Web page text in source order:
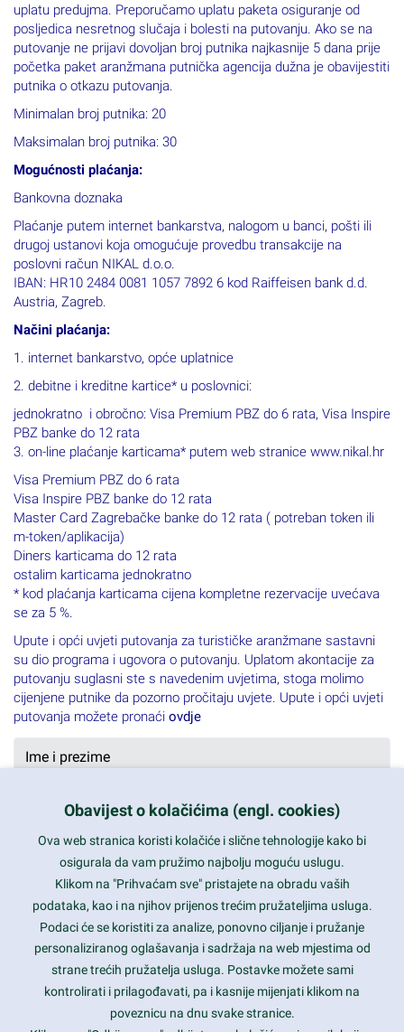
uplatu predujma. Preporučamo uplatu paketa osiguranje od
posljedica nesretnog slučaja i bolesti na putovanju. Ako se na
putovanje ne prijavi dovoljan broj putnika najkasnije 5 dana prije
početka paket aranžmana putnička agencija dužna je obavijestiti
putnika o otkazu putovanja.
Minimalan broj putnika: 20
Maksimalan broj putnika: 30
Mogućnosti plaćanja:
Bankovna doznaka
Plaćanje putem internet bankarstva, nalogom u banci, pošti ili
drugoj ustanovi koja omogućuje provedbu transakcije na
poslovni račun NIKAL d.o.o.
IBAN: HR10 2484 0081 1057 7892 6 kod Raiffeisen bank d.d.
Austria, Zagreb.
Načini plaćanja:
1. internet bankarstvo, opće uplatnice
2. debitne i kreditne kartice* u poslovnici:
jednokratno i obročno: Visa Premium PBZ do 6 rata, Visa Inspire
PBZ banke do 12 rata
3. on-line plaćanje karticama* putem web stranice www.nikal.hr
Visa Premium PBZ do 6 rata
Visa Inspire PBZ banke do 12 rata
Master Card Zagrebačke banke do 12 rata ( potreban token ili
m-token/aplikacija)
Diners karticama do 12 rata
ostalim karticama jednokratno
* kod plaćanja karticama cijena kompletne rezervacije uvećava
se za 5 %.
Upute i opći uvjeti putovanja za turističke aranžmane sastavni
su dio programa i ugovora o putovanju. Uplatom akontacije za
putovanju suglasni ste s navedenim uvjetima, stoga molimo
cijenjene putnike da pozorno pročitaju uvjete. Upute i opći uvjeti
putovanja možete pronaći ovdje
Obavijest o kolačićima (engl. cookies)
Ova web stranica koristi kolačiće i slične tehnologije kako bi
osigurala da vam pružimo najbolju moguću uslugu.
Klikom na "Prihvaćam sve" pristajete na obradu vaših
podataka, kao i na njihov prijenos trećim pružateljima usluga.
Podaci će se koristiti za analize, ponovno ciljanje i pružanje
personaliziranog oglašavanja i sadržaja na web mjestima od
strane trećih pružatelja usluga. Postavke možete sami
kontrolirati i prilagođavati, pa i kasnije mijenjati klikom na
poveznicu na dnu svake stranice.